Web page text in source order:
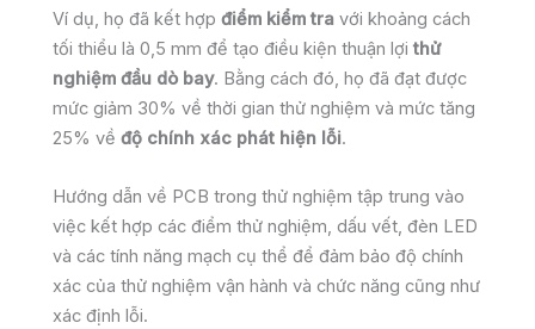
Ví dụ, họ đã kết hợp điểm kiểm tra với khoảng cách
tối thiểu là 0,5 mm để tạo điều kiện thuận lợi thử
nghiệm đầu dò bay. Bằng cách đó, họ đã đạt được
mức giảm 30% về thời gian thử nghiệm và mức tăng
25% về độ chính xác phát hiện lỗi.
Hướng dẫn về PCB trong thử nghiệm tập trung vào
việc kết hợp các điểm thử nghiệm, dấu vết, đèn LED
và các tính năng mạch cụ thể để đảm bảo độ chính
xác của thử nghiệm vận hành và chức năng cũng như
xác định lỗi.